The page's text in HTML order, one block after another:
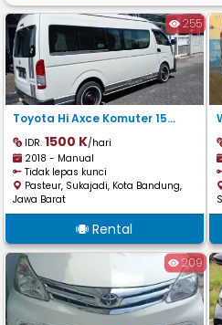
255
Toyota Hi Axce Komuter 15
IDR. 1500 K/hari
2018 - Manual
Tidak lepas kunci
Pasteur, Sukajadi, Kota Bandung,
Jawa Barat
Rental
209